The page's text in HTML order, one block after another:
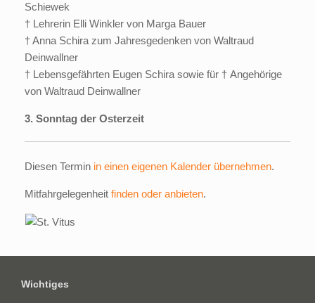
Schiewek
† Lehrerin Elli Winkler von Marga Bauer
† Anna Schira zum Jahresgedenken von Waltraud
Deinwallner
† Lebensgefährten Eugen Schira sowie für † Angehörige
von Waltraud Deinwallner
3. Sonntag der Osterzeit
Diesen Termin in einen eigenen Kalender übernehmen.
Mitfahrgelegenheit finden oder anbieten.
Wichtiges